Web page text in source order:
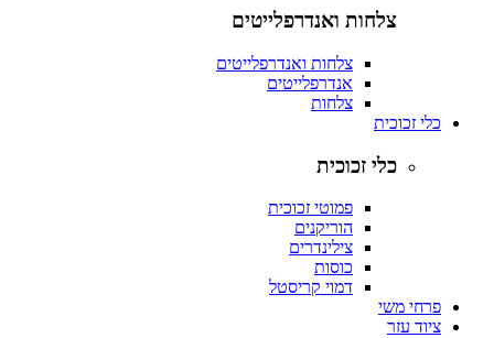
צלחות ואנדרפלייטים
צלחות ואנדרפלייטים
אנדרפלייטים
צלחות
כלי זכוכית
כלי זכוכית
פמוטי זכוכית
הוריקנים
צילינדרים
כוסות
דמוי קריסטל
פרחי משי
ציוד עזר